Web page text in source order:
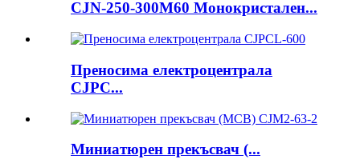
CJN-250-300M60 Монокристален...
Преносима електроцентрала
CJPC...
Миниатюрен прекъсвач (...